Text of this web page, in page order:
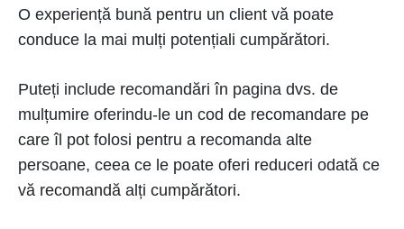
O experiență bună pentru un client vă poate
conduce la mai mulți potențiali cumpărători.
Puteți include recomandări în pagina dvs. de
mulțumire oferindu-le un cod de recomandare pe
care îl pot folosi pentru a recomanda alte
persoane, ceea ce le poate oferi reduceri odată ce
vă recomandă alți cumpărători.